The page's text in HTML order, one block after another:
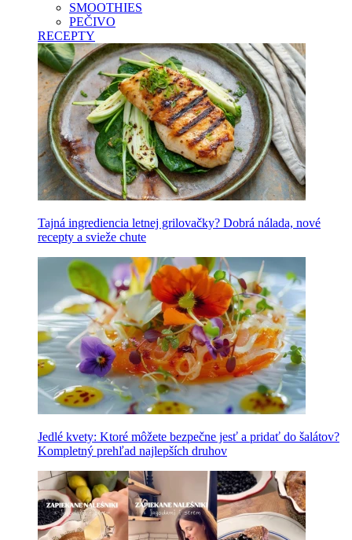
SMOOTHIES
PEČIVO
RECEPTY
Tajná ingrediencia letnej grilovačky? Dobrá nálada, nové
recepty a svieže chute
Jedlé kvety: Ktoré môžete bezpečne jesť a pridať do šalátov?
Kompletný prehľad najlepších druhov